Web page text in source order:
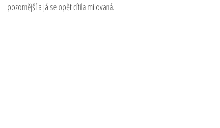
pozornější a já se opět cítila milovaná.